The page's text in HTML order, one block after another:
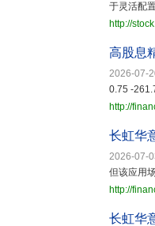
于灵活配
http://
高股息
2026-07-
0.75 -
http://
长虹华
2026-07-
但该应用
http://
长虹华